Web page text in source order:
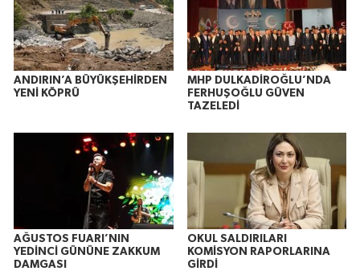
ANDIRIN’A BÜYÜKŞEHİRDEN
YENİ KÖPRÜ
MHP DULKADİROĞLU’NDA
FERHUŞOĞLU GÜVEN
TAZELEDİ
AĞUSTOS FUARI’NIN
YEDİNCİ GÜNÜNE ZAKKUM
DAMGASI
OKUL SALDIRILARI
KOMİSYON RAPORLARINA
GİRDİ